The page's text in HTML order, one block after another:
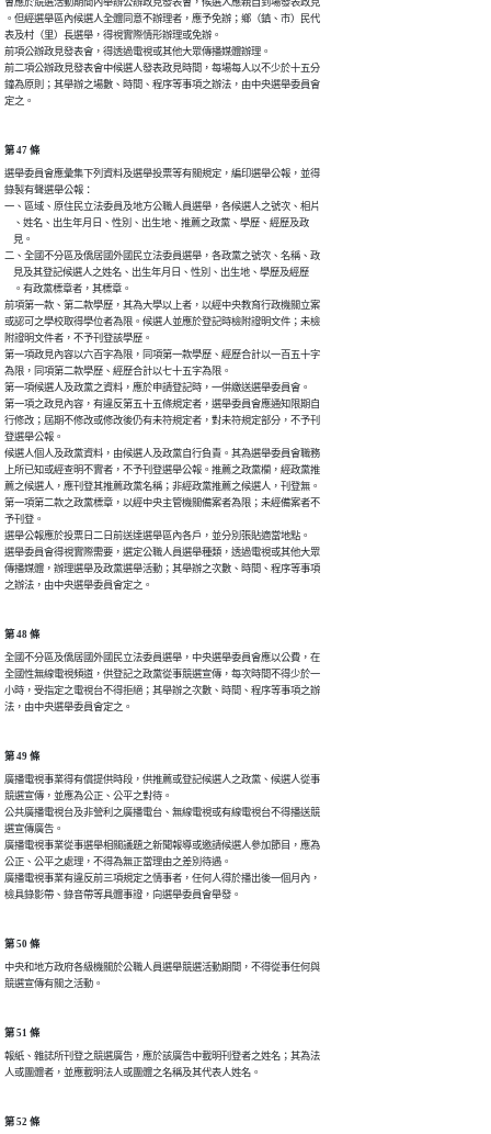
會應於競選活動期間內舉辦公辦政見發表會，候選人應親自到場發表政見
。但經選舉區內候選人全體同意不辦理者，應予免辦；鄉（鎮、市）民代
表及村（里）長選舉，得視實際情形辦理或免辦。
前項公辦政見發表會，得透過電視或其他大眾傳播媒體辦理。
前二項公辦政見發表會中候選人發表政見時間，每場每人以不少於十五分
鐘為原則；其舉辦之場數、時間、程序等事項之辦法，由中央選舉委員會
定之。
第 47 條
選舉委員會應彙集下列資料及選舉投票等有關規定，編印選舉公報，並得
錄製有聲選舉公報：
一、區域、原住民立法委員及地方公職人員選舉，各候選人之號次、相片
    、姓名、出生年月日、性別、出生地、推薦之政黨、學歷、經歷及政
    見。
二、全國不分區及僑居國外國民立法委員選舉，各政黨之號次、名稱、政
    見及其登記候選人之姓名、出生年月日、性別、出生地、學歷及經歷
    。有政黨標章者，其標章。
前項第一款、第二款學歷，其為大學以上者，以經中央教育行政機關立案
或認可之學校取得學位者為限。候選人並應於登記時檢附證明文件；未檢
附證明文件者，不予刊登該學歷。
第一項政見內容以六百字為限，同項第一款學歷、經歷合計以一百五十字
為限，同項第二款學歷、經歷合計以七十五字為限。
第一項候選人及政黨之資料，應於申請登記時，一併繳送選舉委員會。
第一項之政見內容，有違反第五十五條規定者，選舉委員會應通知限期自
行修改；屆期不修改或修改後仍有未符規定者，對未符規定部分，不予刊
登選舉公報。
候選人個人及政黨資料，由候選人及政黨自行負責。其為選舉委員會職務
上所已知或經查明不實者，不予刊登選舉公報。推薦之政黨欄，經政黨推
薦之候選人，應刊登其推薦政黨名稱；非經政黨推薦之候選人，刊登無。
第一項第二款之政黨標章，以經中央主管機關備案者為限；未經備案者不
予刊登。
選舉公報應於投票日二日前送達選舉區內各戶，並分別張貼適當地點。
選舉委員會得視實際需要，選定公職人員選舉種類，透過電視或其他大眾
傳播媒體，辦理選舉及政黨選舉活動；其舉辦之次數、時間、程序等事項
之辦法，由中央選舉委員會定之。
第 48 條
全國不分區及僑居國外國民立法委員選舉，中央選舉委員會應以公費，在
全國性無線電視頻道，供登記之政黨從事競選宣傳，每次時間不得少於一
小時，受指定之電視台不得拒絕；其舉辦之次數、時間、程序等事項之辦
法，由中央選舉委員會定之。
第 49 條
廣播電視事業得有償提供時段，供推薦或登記候選人之政黨、候選人從事
競選宣傳，並應為公正、公平之對待。
公共廣播電視台及非營利之廣播電台、無線電視或有線電視台不得播送競
選宣傳廣告。
廣播電視事業從事選舉相關議題之新聞報導或邀請候選人參加節目，應為
公正、公平之處理，不得為無正當理由之差別待遇。
廣播電視事業有違反前三項規定之情事者，任何人得於播出後一個月內，
檢具錄影帶、錄音帶等具體事證，向選舉委員會舉發。
第 50 條
中央和地方政府各級機關於公職人員選舉競選活動期間，不得從事任何與
競選宣傳有關之活動。
第 51 條
報紙、雜誌所刊登之競選廣告，應於該廣告中載明刊登者之姓名；其為法
人或團體者，並應載明法人或團體之名稱及其代表人姓名。
第 52 條